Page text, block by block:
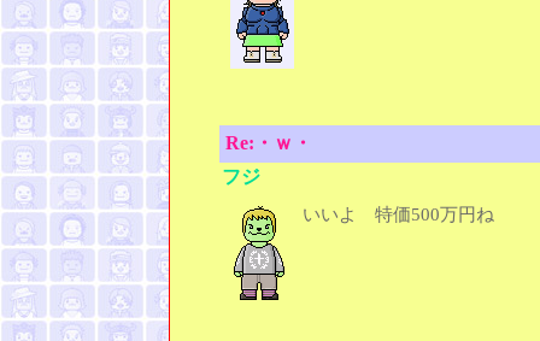
Re:・ｗ・
フジ
いいよ 特価500万円ね